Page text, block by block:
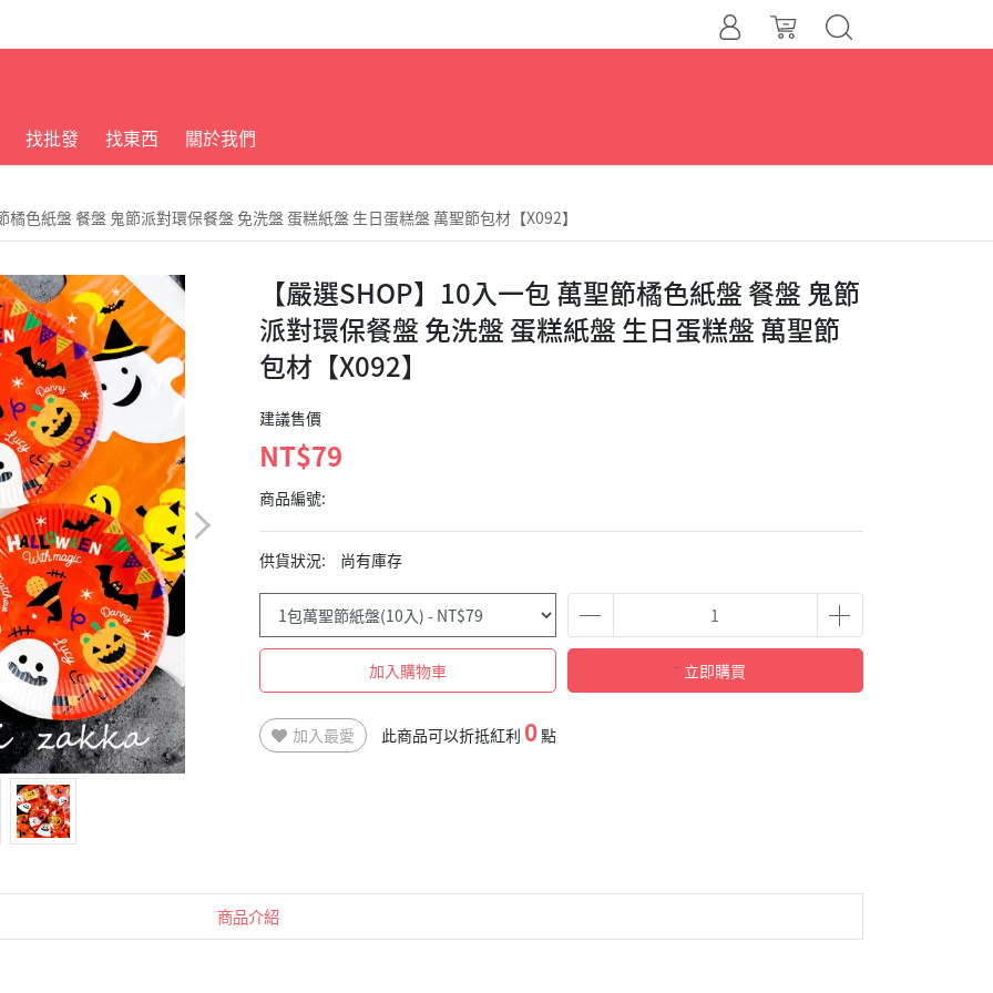
找批發 找東西 關於我們
色紙盤 餐盤 鬼節派對環保餐盤 免洗盤 蛋糕紙盤 生日蛋糕盤 萬聖節包材【X092】
【嚴選SHOP】10入一包 萬聖節橘色紙盤 餐盤 鬼節
派對環保餐盤 免洗盤 蛋糕紙盤 生日蛋糕盤 萬聖節
包材【X092】
建議售價
NT$79
商品編號:
供貨狀況: 尚有庫存
加入購物車 立即購買
加入最愛 此商品可以折抵紅利 0點
商品介紹